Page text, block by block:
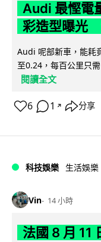
Audi 最慳
彩造型曝光
Audi 呢部新車，能耗
至0.24，每百公里只
閱讀全文
6 1 ↗ 分享
科技娛樂 生活娛樂
Vin 14 小時
法國 8 月 11